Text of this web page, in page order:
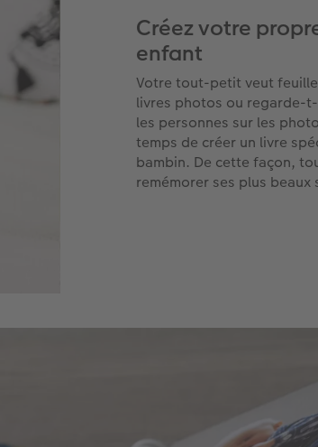
Créez votre
enfant
Votre tout-petit veut
livres photos ou regarde-
les personnes sur les
temps de créer un livre
bambin. De cette façon,
remémorer ses plus beaux